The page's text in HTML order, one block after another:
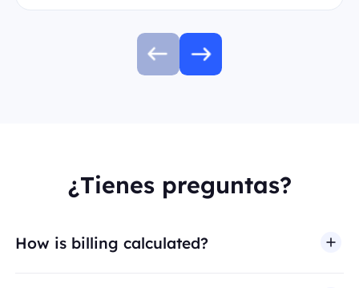
¿Tienes preguntas?
How is billing calculated?